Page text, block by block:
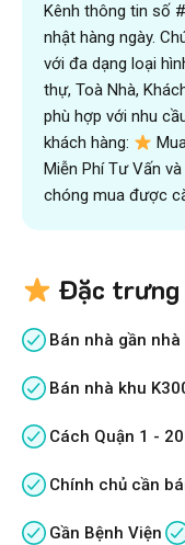
Kênh thông tin số
nhật hàng ngày.
với đa dạng loại
thự, Toà Nhà,
phù hợp với nhu
khách hàng:
Miễn Phí Tư Vấn
chóng mua được
Đặc trưng
Bán nhà gần nhà
Bán nhà khu
Cách Quận 1 -
Chính chủ cần
Gần Bệnh Viện